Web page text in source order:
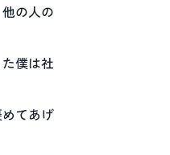
の人の
僕は社
てあげ